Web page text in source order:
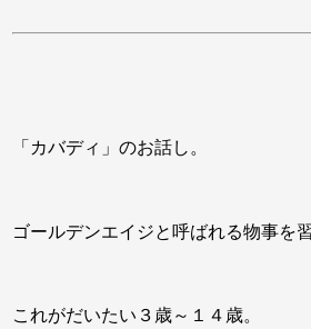
「カバディ」のお話し。
ゴールデンエイジと呼ばれる物事を
これがだいたい３歳～１４歳。